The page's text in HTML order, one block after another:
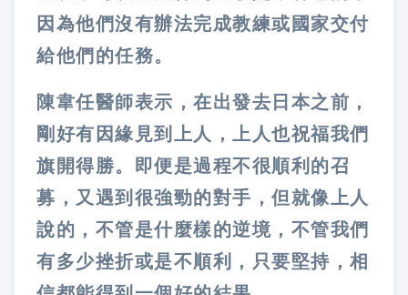
因為他們沒有辦法完成教練或國家交付
給他們的任務。
陳韋任醫師表示，在出發去日本之前，
剛好有因緣見到上人，上人也祝福我們
旗開得勝。即便是過程不很順利的召
募，又遇到很強勁的對手，但就像上人
說的，不管是什麼樣的逆境，不管我們
有多少挫折或是不順利，只要堅持，相